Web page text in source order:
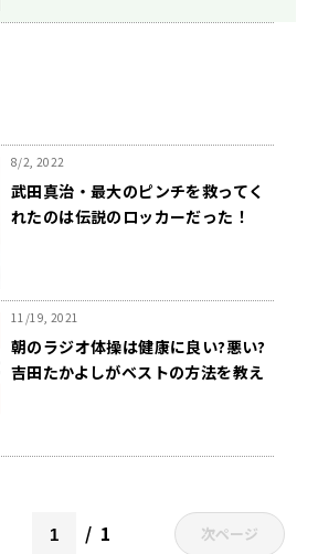
8/2, 2022
武田真治・最大のピンチを救ってく
れたのは伝説のロッカーだった！
11/19, 2021
朝のラジオ体操は健康に良い?悪い?
吉田たかよしがベストの方法を教え
1 次ページ